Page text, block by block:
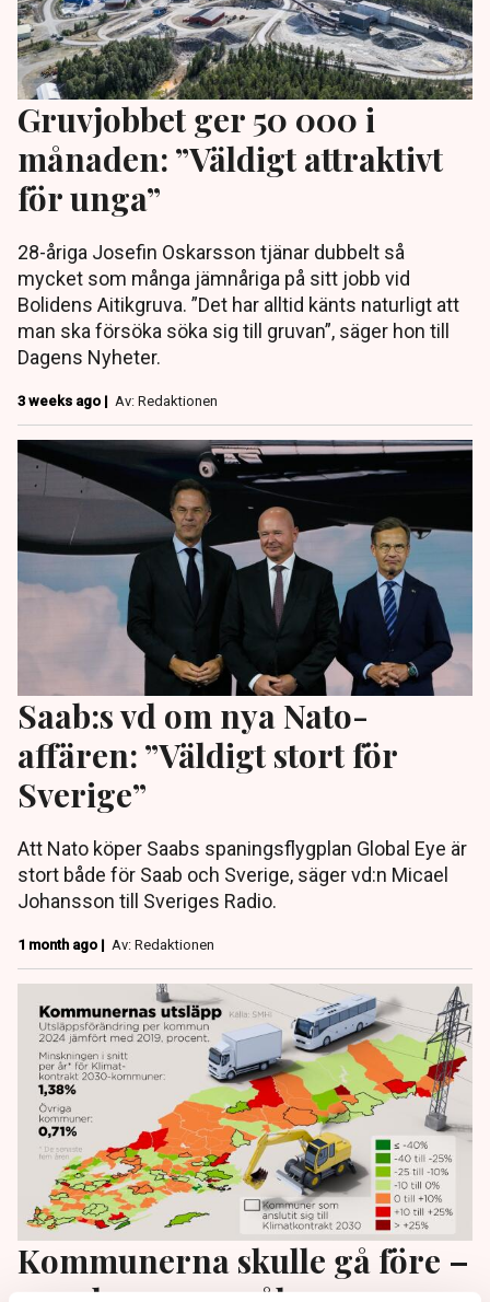
Gruvjobbet ger 50 000 i
månaden: ”Väldigt attraktivt
för unga”
28-åriga Josefin Oskarsson tjänar dubbelt så
mycket som många jämnåriga på sitt jobb vid
Bolidens Aitikgruva. ”Det har alltid känts naturligt att
man ska försöka söka sig till gruvan”, säger hon till
Dagens Nyheter.
3 weeks ago | Av: Redaktionen
Saab:s vd om nya Nato-
affären: ”Väldigt stort för
Sverige”
Att Nato köper Saabs spaningsflygplan Global Eye är
stort både för Saab och Sverige, säger vd:n Micael
Johansson till Sveriges Radio.
1 month ago | Av: Redaktionen
Kommunerna skulle gå före –